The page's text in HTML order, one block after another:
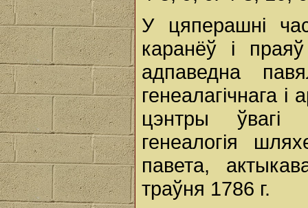
У цяперашні
каранёў і
адпаведна
генеалагічнага
цэнтры ўвагі
генеалогія
павета,
траўня 1786 г.